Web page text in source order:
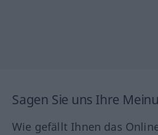
Sagen Sie uns Ihre
Wie gefällt Ihnen das